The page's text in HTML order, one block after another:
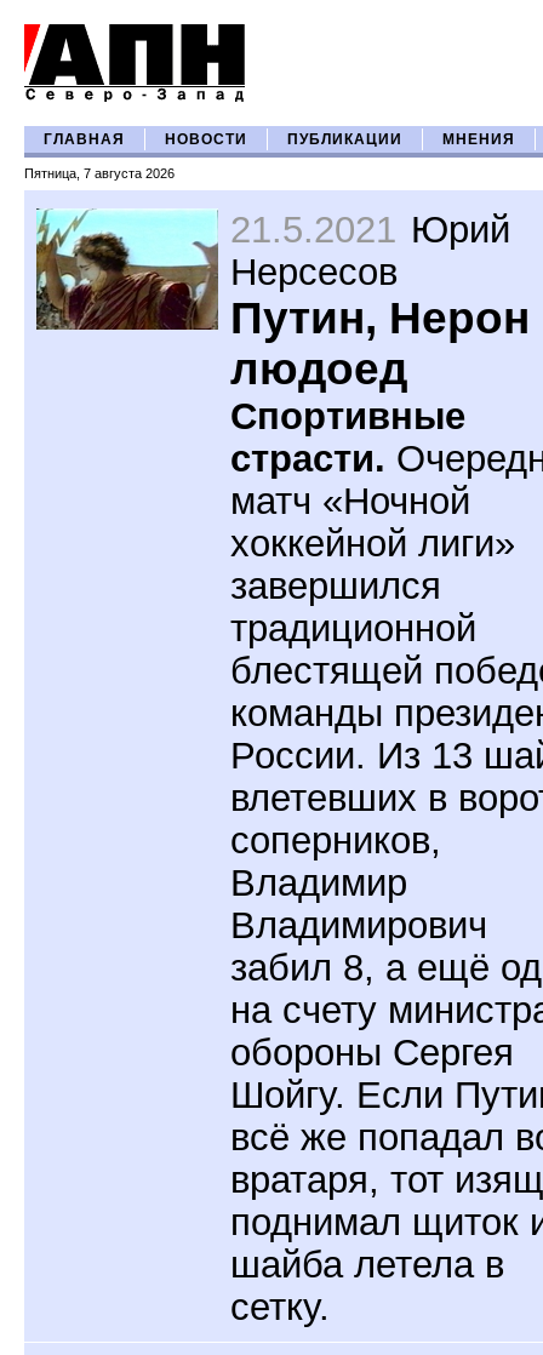
ГЛАВНАЯ НОВОСТИ ПУБЛИКАЦИИ МНЕНИЯ
Пятница, 7 августа 2026
21.5.2021 Юрий
Нерсесов
Путин, Нерон
людоед
Спортивные
страсти.
матч «Ночной
хоккейной лиги»
завершился
традиционной
блестящей
команды
России. Из 13
влетевших в
соперников,
Владимир
Владимирович
забил 8, а ещё
на счету
обороны Сергея
Шойгу. Если
всё же попадал
вратаря, тот
поднимал щиток
шайба летела в
сетку.